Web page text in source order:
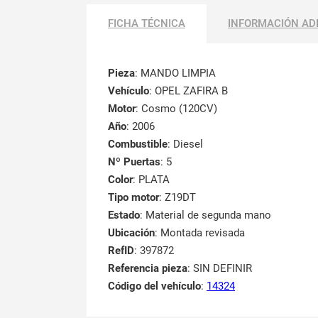
FICHA TÉCNICA INFORMACIÓN
Pieza: MANDO LIMPIA
Vehículo: OPEL ZAFIRA B
Motor: Cosmo (120CV)
Año: 2006
Combustible: Diesel
Nº Puertas: 5
Color: PLATA
Tipo motor: Z19DT
Estado: Material de segunda mano
Ubicación: Montada revisada
RefID: 397872
Referencia pieza: SIN DEFINIR
Código del vehículo: 14324